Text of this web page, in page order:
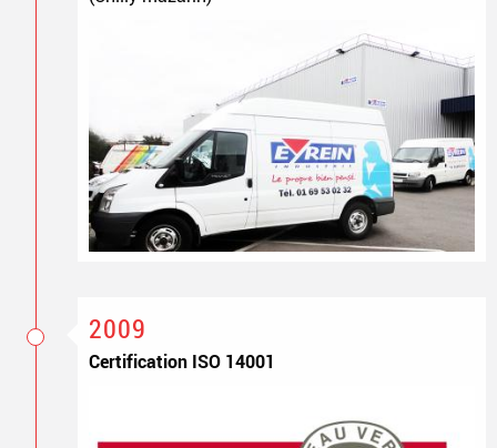
2009
Certification ISO 14001